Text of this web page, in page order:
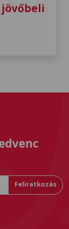
Feliratkozás